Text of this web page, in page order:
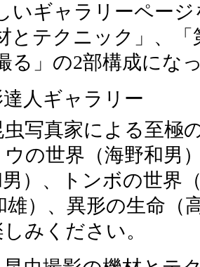
いギャラリーペー
とテクニック」、「
る」の2部構成にな
人ギャラリー
虫写真家による至極
の世界（海野和男
男）、トンボの世界
雄）、異形の生命（
みください。